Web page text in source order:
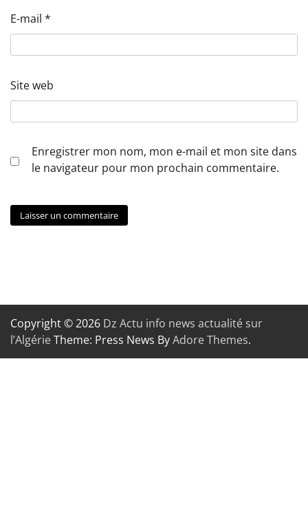
E-mail *
Site web
Enregistrer mon nom, mon e-mail et mon site dans
le navigateur pour mon prochain commentaire.
Copyright © 2026 Dz Actu info news actualité sur
l’AlgérieTheme: Press News ByAdore Themes.